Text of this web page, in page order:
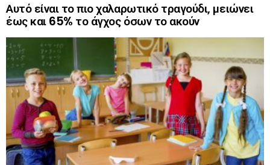
Αυτό είναι το πιο χαλαρωτικό τραγούδι, μειώνει
έως και 65% το άγχος όσων το ακούν